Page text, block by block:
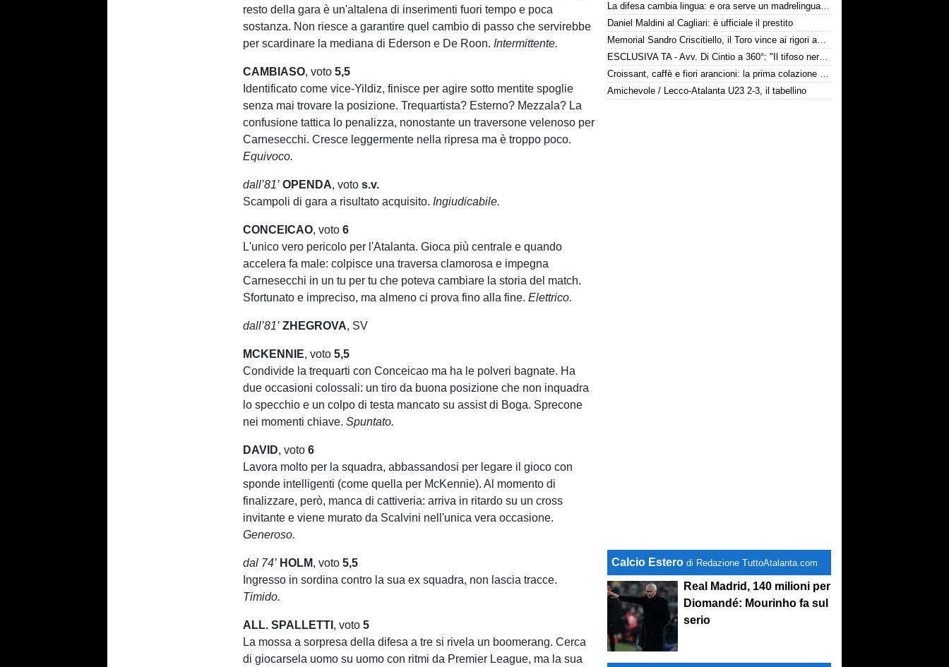
resto della gara è un'altalena di inserimenti fuori tempo e poca
sostanza. Non riesce a garantire quel cambio di passo che servirebbe
per scardinare la mediana di Ederson e De Roon. Intermittente.
CAMBIASO, voto5,5
Identificato come vice-Yildiz, finisce per agire sotto mentite spoglie
senza mai trovare la posizione. Trequartista? Esterno? Mezzala? La
confusione tattica lo penalizza, nonostante un traversone velenoso per
Carnesecchi. Cresce leggermente nella ripresa ma è troppo poco.
Equivoco.
dall’81’ OPENDA, votos.v.
Scampoli di gara a risultato acquisito. Ingiudicabile.
CONCEICAO, voto6
L'unico vero pericolo per l'Atalanta. Gioca più centrale e quando
accelera fa male: colpisce una traversa clamorosa e impegna
Carnesecchi in un tu per tu che poteva cambiare la storia del match.
Sfortunato e impreciso, ma almeno ci prova fino alla fine.Elettrico.
dall’81’ ZHEGROVA, SV
MCKENNIE, voto5,5
Condivide la trequarti con Conceicao ma ha le polveri bagnate. Ha
due occasioni colossali: un tiro da buona posizione che non inquadra
lo specchio e un colpo di testa mancato su assist di Boga. Sprecone
nei momenti chiave.Spuntato.
DAVID, voto6
Lavora molto per la squadra, abbassandosi per legare il gioco con
sponde intelligenti (come quella per McKennie). Al momento di
finalizzare, però, manca di cattiveria: arriva in ritardo su un cross
invitante e viene murato da Scalvini nell'unica vera occasione.
Generoso.
dal 74’ HOLM, voto5,5
Ingresso in sordina contro la sua ex squadra, non lascia tracce.
Timido.
ALL. SPALLETTI , voto5
La mossa a sorpresa della difesa a tre si rivela un boomerang. Cerca
di giocarsela uomo su uomo con ritmi da Premier League, ma la sua
La difesa cambia lingua: e ora serve un madrelingua della zona
Daniel Maldini al Cagliari: è ufficiale il prestito
Memorial Sandro Criscitiello, il Toro vince ai rigori ad Avellino
ESCLUSIVA TA - Avv. Di Cintio a 360°: "Il tifoso nerazzurro non può sentirsi trattato come un bancomat! Diamo tempo a Sarri, su Samardžić..."
Croissant, caffè e fiori arancioni: la prima colazione bergamasca dei Gaetano
Amichevole / Lecco-Atalanta U23 2-3, il tabellino
Calcio Estero di Redazione TuttoAtalanta.com
Real Madrid, 140 milioni per
Diomandé: Mourinho fa sul
serio